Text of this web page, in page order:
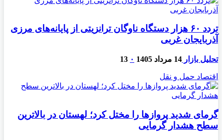
تردد ۶۰ هزار دستگاه ناوگان ترانزیتی از پایانه‌های مرزی
آذربایجان ‌غربی
تحلیل بازار 14 مرداد 1405 ۰ 13
اقتصاد حمل و نقل
گرمای شدید پروازها را مختل کرد؛ لهستان در بالاترین
سطح هشدار گرمایی